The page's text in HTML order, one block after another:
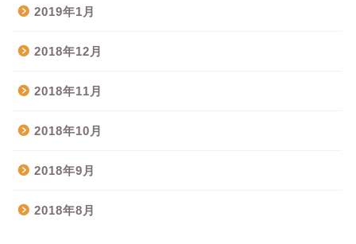
2019年1月
2018年12月
2018年11月
2018年10月
2018年9月
2018年8月